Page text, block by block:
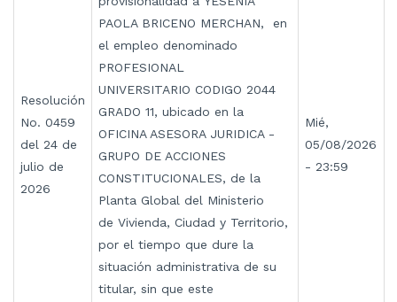
Resolución
No. 0459
del 24 de
julio de
2026
PAOLA BRICENO MERCHAN, en
el empleo denominado
PROFESIONAL
UNIVERSITARIO CODIGO 2044
GRADO 11, ubicado en la
OFICINA ASESORA JURIDICA -
GRUPO DE ACCIONES
CONSTITUCIONALES, de la
Planta Global del Ministerio
de Vivienda, Ciudad y Territorio,
por el tiempo que dure la
situación administrativa de su
titular, sin que este
Mié,
05/08/2026
- 23:59